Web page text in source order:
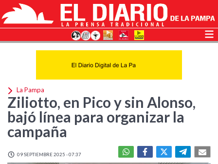
La Pampa
Ziliotto, en Pico y sin Alonso,
bajó línea para organizar la
campaña
09 SEPTIEMBRE 2025 - 07:37